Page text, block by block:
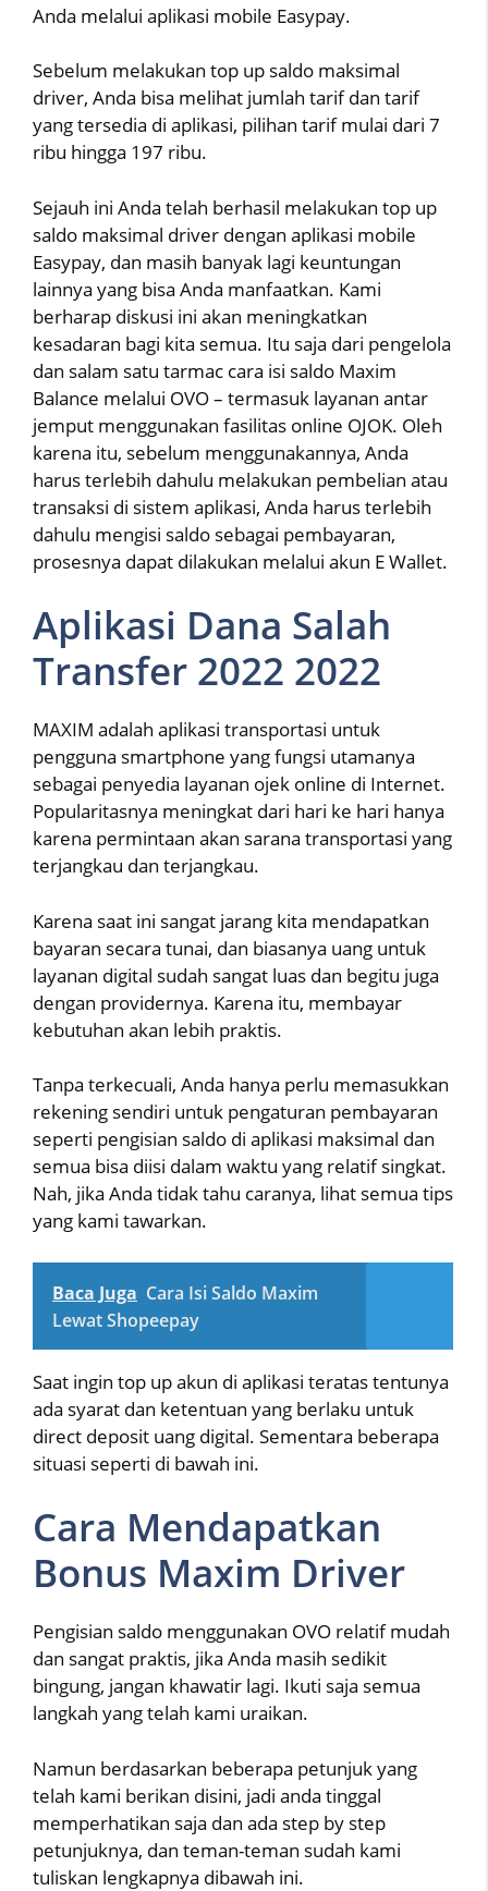
Anda melalui aplikasi mobile Easypay.
Sebelum melakukan top up saldo maksimal
driver, Anda bisa melihat jumlah tarif dan tarif
yang tersedia di aplikasi, pilihan tarif mulai dari 7
ribu hingga 197 ribu.
Sejauh ini Anda telah berhasil melakukan top up
saldo maksimal driver dengan aplikasi mobile
Easypay, dan masih banyak lagi keuntungan
lainnya yang bisa Anda manfaatkan. Kami
berharap diskusi ini akan meningkatkan
kesadaran bagi kita semua. Itu saja dari pengelola
dan salam satu tarmac cara isi saldo Maxim
Balance melalui OVO – termasuk layanan antar
jemput menggunakan fasilitas online OJOK. Oleh
karena itu, sebelum menggunakannya, Anda
harus terlebih dahulu melakukan pembelian atau
transaksi di sistem aplikasi, Anda harus terlebih
dahulu mengisi saldo sebagai pembayaran,
prosesnya dapat dilakukan melalui akun E Wallet.
Aplikasi Dana Salah
Transfer 2022 2022
MAXIM adalah aplikasi transportasi untuk
pengguna smartphone yang fungsi utamanya
sebagai penyedia layanan ojek online di Internet.
Popularitasnya meningkat dari hari ke hari hanya
karena permintaan akan sarana transportasi yang
terjangkau dan terjangkau.
Karena saat ini sangat jarang kita mendapatkan
bayaran secara tunai, dan biasanya uang untuk
layanan digital sudah sangat luas dan begitu juga
dengan providernya. Karena itu, membayar
kebutuhan akan lebih praktis.
Tanpa terkecuali, Anda hanya perlu memasukkan
rekening sendiri untuk pengaturan pembayaran
seperti pengisian saldo di aplikasi maksimal dan
semua bisa diisi dalam waktu yang relatif singkat.
Nah, jika Anda tidak tahu caranya, lihat semua tips
yang kami tawarkan.
Baca Juga Cara Isi Saldo Maxim
Lewat Shopeepay
Saat ingin top up akun di aplikasi teratas tentunya
ada syarat dan ketentuan yang berlaku untuk
direct deposit uang digital. Sementara beberapa
situasi seperti di bawah ini.
Cara Mendapatkan
Bonus Maxim Driver
Pengisian saldo menggunakan OVO relatif mudah
dan sangat praktis, jika Anda masih sedikit
bingung, jangan khawatir lagi. Ikuti saja semua
langkah yang telah kami uraikan.
Namun berdasarkan beberapa petunjuk yang
telah kami berikan disini, jadi anda tinggal
memperhatikan saja dan ada step by step
petunjuknya, dan teman-teman sudah kami
tuliskan lengkapnya dibawah ini.